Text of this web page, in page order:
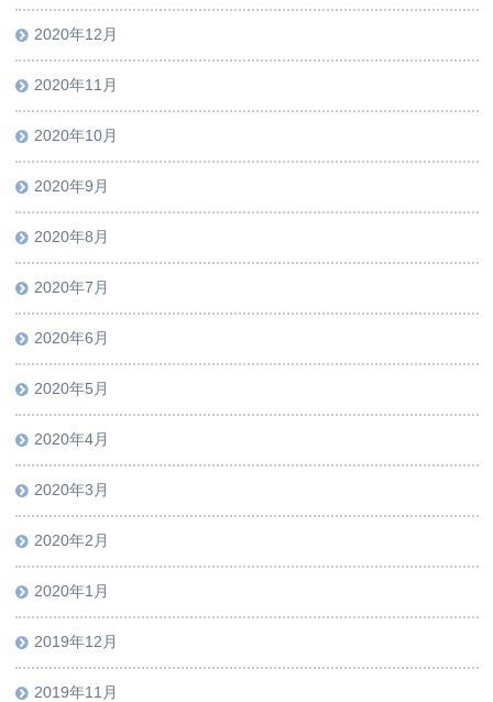
2020年12月
2020年11月
2020年10月
2020年9月
2020年8月
2020年7月
2020年6月
2020年5月
2020年4月
2020年3月
2020年2月
2020年1月
2019年12月
2019年11月